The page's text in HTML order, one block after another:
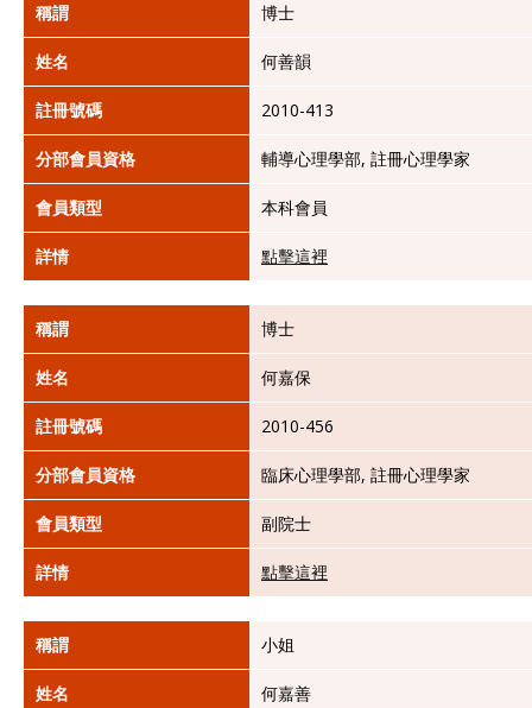
稱謂 博士
姓名 何善韻
註冊號碼 2010-413
分部會員資格 輔導心理學部, 註冊心理學家
會員類型 本科會員
詳情 點擊這裡
稱謂 博士
姓名 何嘉保
註冊號碼 2010-456
分部會員資格 臨床心理學部, 註冊心理學家
會員類型 副院士
詳情 點擊這裡
稱謂 小姐
姓名 何嘉善